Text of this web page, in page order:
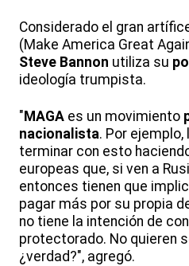
Considerado el gran
(Make America Great
Steve Bannon utiliza su
ideología trumpista.
" MAGA es un movimiento
nacionalista. Por ejemplo,
terminar con esto
europeas que, si ven a
entonces tienen que
pagar más por su propia
no tiene la intención de
protectorado. No quieren
¿verdad?", agregó.